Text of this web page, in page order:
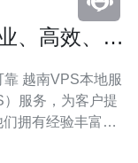
、高效、可
服
服务，为客户提
拥有经验丰富的